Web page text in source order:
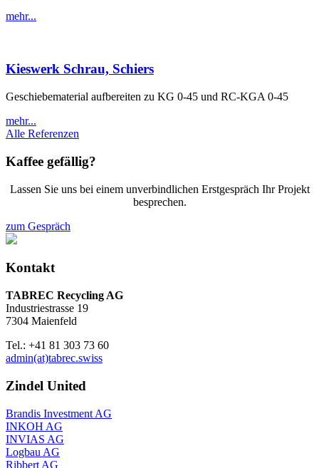
mehr...
Kieswerk Schrau, Schiers
Geschiebematerial aufbereiten zu KG 0-45 und RC-KGA 0-45
mehr...
Alle Referenzen
Kaffee gefällig?
Lassen Sie uns bei einem unverbindlichen Erstgespräch Ihr Projekt
besprechen.
zum Gespräch
Kontakt
TABREC Recycling AG
Industriestrasse 19
7304 Maienfeld
Tel.: +41 81 303 73 60
admin(at)tabrec.swiss
Zindel United
Brandis Investment AG
INKOH AG
INVIAS AG
Logbau AG
Ribbert AG